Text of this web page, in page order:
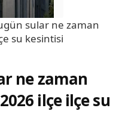
sular ne zaman
su kesintisi
ne zaman
ilçe ilçe su